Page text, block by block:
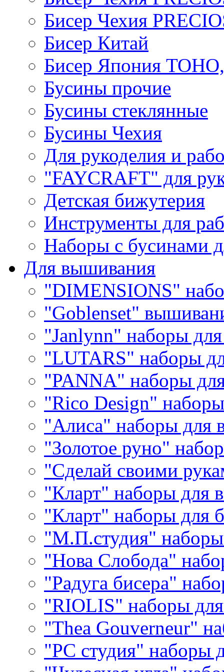
Бисер Чехия
Бисер Китай
Бисер Япония
Бусины прочие
Бусины стеклянные
Бусины Чехия
Для рукоделия и
"FAYCRAFT" для
Детская бижутерия
Инструменты для
Наборы с бусинами
Для вышивания
"DIMENSIONS"
"Goblenset"
"Janlynn" наборы
"LUTARS" наборы
"PANNA" наборы
"Rico Design"
"Алиса" наборы для
"Золотое руно"
"Сделай своими
"Кларт" наборы для
"Кларт" наборы для
"М.П.студия"
"Нова Слобода"
"Радуга бисера"
"RIOLIS" наборы
"Thea Gouverneur"
"РС студия" наборы